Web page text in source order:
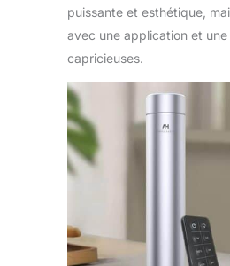
puissante et esthétique,
avec une application et
capricieuses.